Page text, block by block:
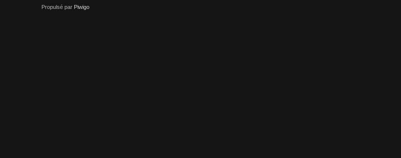
Propulsé par Piwigo